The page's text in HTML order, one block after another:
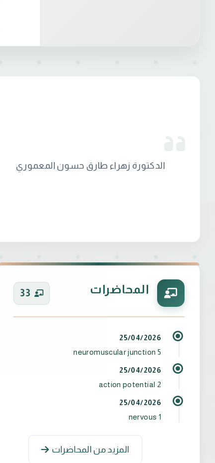
2011-2013
المحاضرات 33
25/04/2026
neuromuscular junction 5
25/04/2026
action potential 2
25/04/2026
nervous 1
المزيد من المحاضرات